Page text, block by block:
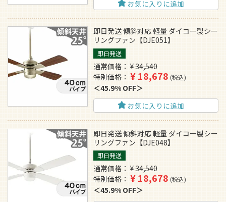
お気に入りに追加
即日発送 傾斜対応 軽量 ダイコー製シー
リングファン【DJE051】
即日発送
通常価格 ¥34,540
特別価格
¥18,678 税込
45.9% OFF
お気に入りに追加
即日発送 傾斜対応 軽量 ダイコー製シー
リングファン【DJE048】
即日発送
通常価格 ¥34,540
特別価格
¥18,678 税込
45.9% OFF